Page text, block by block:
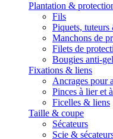
Plantation &
Fils
Piquets, tuteurs
Manchons de
Filets de
Bougies anti-
Fixations & liens
Ancrages pour
Pinces à lier et
Ficelles & liens
Taille & coupe
Sécateurs
Scie &